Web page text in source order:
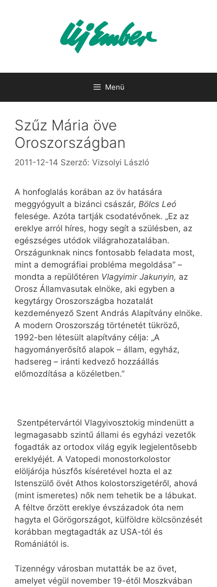
Menü
Szűz Mária öve
Oroszországban
2011-12-14 Szerző: Vizsolyi László
A honfoglalás korában az öv hatására
meggyógyult a bizánci császár, Bölcs Leó
felesége. Azóta tartják csodatévőnek. „Ez az
ereklye arról híres, hogy segít a szülésben, az
egészséges utódok világrahozatalában.
Országunknak nincs fontosabb feladata most,
mint a demográfiai probléma megoldása” –
mondta a repülőtéren Vlagyimir Jakunyin, az
Orosz Államvasutak elnöke, aki egyben a
kegytárgy Oroszországba hozatalát
kezdeményező Szent András Alapítvány elnöke.
A modern Oroszország történetét tükröző,
1992-ben létesült alapítvány célja: „A
hagyományerősítő alapok – állam, egyház,
hadsereg – iránti kedvező hozzáállás
előmozdítása a közéletben.”
Szentpétervártól Vlagyivosztokig mindenütt a
legmagasabb szintű állami és egyházi vezetők
fogadták az ortodox világ egyik legjelentősebb
ereklyéjét. A Vatopedi monostorkolostor
elöljárója húszfős kíséretével hozta el az
Istenszülő övét Athos kolostorszigetéről, ahová
(mint ismeretes) nők nem tehetik be a lábukat.
A féltve őrzött ereklye évszázadok óta nem
hagyta el Görögországot, külföldre kölcsönzését
korábban megtagadták az USA-tól és
Romániától is.
Tizennégy városban mutatták be az övet,
amelyet végül november 19-étől Moszkvában